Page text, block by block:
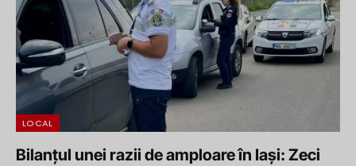
LOCAL
Bilanțul unei razii de amploare în Iași: Zeci